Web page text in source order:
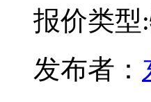
报价类型
发布者：